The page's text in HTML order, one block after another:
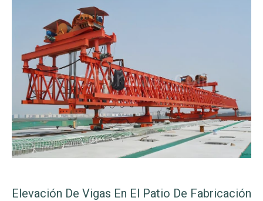
Elevación De Vigas En El Patio De Fabricación